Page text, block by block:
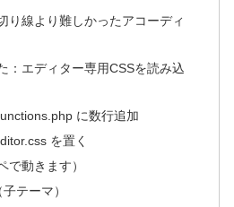
り線より難しかったアコーディ
：エディター専用CSSを読み込
に数行追加
を置く
で動きます）
テーマ）